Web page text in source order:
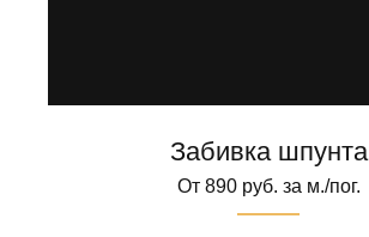
Забивка шпунта
От 890 руб. за м./пог.